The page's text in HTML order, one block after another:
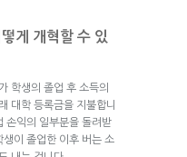
게 개혁할 수 있
학생의 졸업 후 소득의
대학 등록금을 지불합니
손익의 일부분을 돌려받
이 졸업한 이후 버는 소